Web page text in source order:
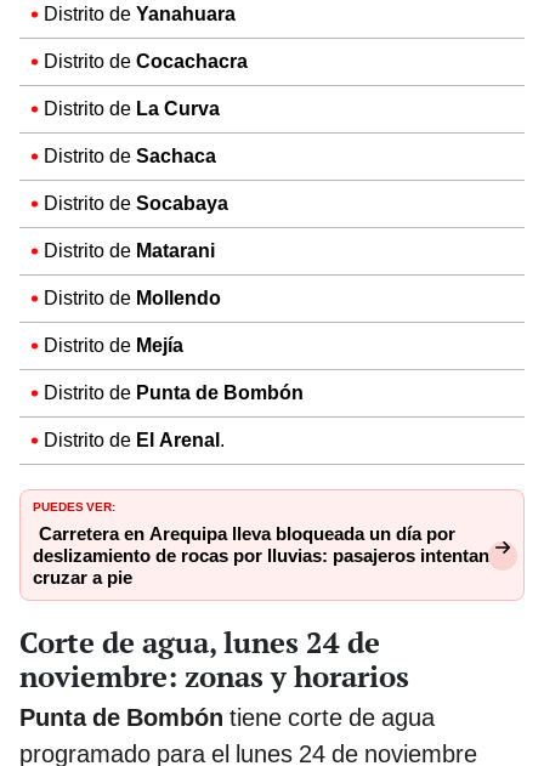
Distrito de Yanahuara
Distrito de Cocachacra
Distrito de La Curva
Distrito de Sachaca
Distrito de Socabaya
Distrito de Matarani
Distrito de Mollendo
Distrito de Mejía
Distrito de Punta de Bombón
Distrito de El Arenal.
PUEDES VER:
Carretera en Arequipa lleva bloqueada un día por
deslizamiento de rocas por lluvias: pasajeros intentan
cruzar a pie
Corte de agua, lunes 24 de
noviembre: zonas y horarios
Punta de Bombón tiene corte de agua
programado para el lunes 24 de noviembre